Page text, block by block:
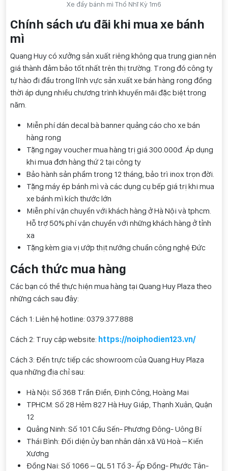
Xe đẩy bánh mì Thổ Nhĩ Kỳ 1m6
Chính sách ưu đãi khi mua xe bánh
mì
Quang Huy có xưởng sản xuất riêng không qua trung gian nên
giá thành đảm bảo tốt nhất trên thị trường. Trong đó công ty
tự hào đi đầu trong lĩnh vực sản xuất xe bán hàng rong đồng
thời áp dụng nhiều chương trình khuyến mãi đặc biệt trong
năm.
Miễn phí dán decal bà banner quảng cáo cho xe bán
hàng rong
Tặng ngay voucher mua hàng trị giá 300.000đ. Áp dụng
khi mua đơn hàng thứ 2 tại công ty
Bảo hành sản phẩm trong 12 tháng, bảo trì inox trọn đời.
Tặng máy ép bánh mì và các dụng cụ bếp giá trị khi mua
xe bánh mì kích thước lớn
Miễn phí vận chuyển với khách hàng ở Hà Nội và tphcm.
Hỗ trợ 50% phí vận chuyển với những khách hàng ở tỉnh
xa
Tặng kèm gia vị ướp thịt nướng chuẩn công nghệ Đức
Cách thức mua hàng
Các bạn có thể thực hiện mua hàng tại Quang Huy Plaza theo
những cách sau đây:
Cách 1: Liên hệ hotline: 0379.377.888
Cách 2: Truy cập website: https://noiphodien123.vn/
Cách 3: Đến trực tiếp các showroom của Quang Huy Plaza
qua những địa chỉ sau:
Hà Nội: Số 368 Trần Điền, Định Công, Hoàng Mai
TPHCM: Số 28 Hẻm 827 Hà Huy Giáp, Thạnh Xuân, Quận
12
Quảng Ninh: Số 101 Cầu Sến- Phương Đông- Uông Bí
Thái Bình: Đối diện ủy ban nhân dân xã Vũ Hoà – Kiến
Xương
Đồng Nai: Số 1066 – QL 51 Tổ 3- Ấp Đồng- Phước Tân-